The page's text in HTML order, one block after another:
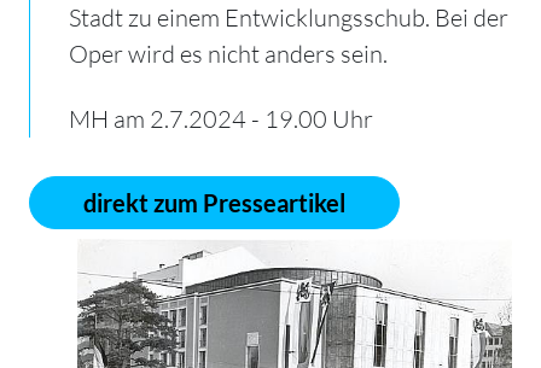
Stadt zu einem Entwicklungsschub. Bei der
Oper wird es nicht anders sein.
MH am 2.7.2024 - 19.00 Uhr
direkt zum Presseartikel